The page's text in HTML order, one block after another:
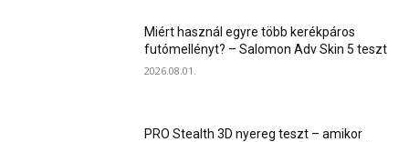
Miért használ egyre több kerékpáros
futómellényt? – Salomon Adv Skin 5 teszt
2026.08.01.
PRO Stealth 3D nyereg teszt – amikor